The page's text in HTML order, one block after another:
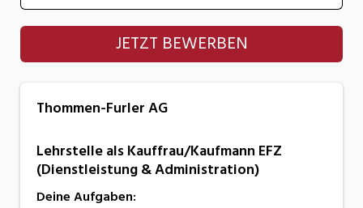
Thommen-Furler AG
JETZT BEWERBEN
Thommen-Furler AG
Lehrstelle als Kauffrau/Kaufmann EFZ
(Dienstleistung & Administration)
Deine Aufgaben: